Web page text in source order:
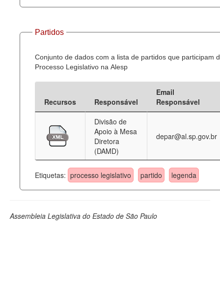
Partidos
Conjunto de dados com a lista de partidos que participam
Processo Legislativo na Alesp
Recursos Responsável
Email
Responsável
Divisão de
Apoio à Mesa
Diretora
(DAMD)
depar@al.sp.gov.br
Etiquetas: processo legislativo partido legenda
Assembleia Legislativa do Estado de São Paulo